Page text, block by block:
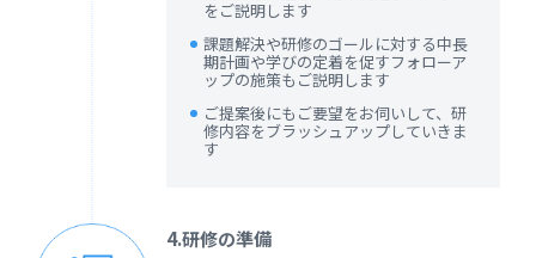
をご説明します
課題解決や研修のゴールに対する中長
期計画や学びの定着を促すフォローア
ップの施策もご説明します
ご提案後にもご要望をお伺いして、研
修内容をブラッシュアップしていきま
す
4.研修の準備